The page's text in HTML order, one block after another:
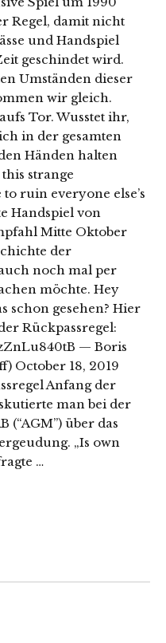
Regel, damit nicht
und Handspiel
geschindet wird.
Umständen dieser
wir gleich.
Tor. Wusstet ihr,
in der gesamten
Händen halten
strange
ruin everyone else’s
Handspiel von
Mitte Oktober
der
noch mal per
möchte. Hey
schon gesehen? Hier
Rückpassregel:
— Boris
October 18, 2019
Anfang der
man bei der
(“AGM”) über das
„Is own
…